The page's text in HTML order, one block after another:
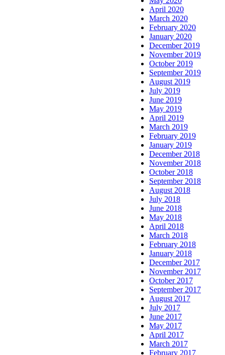
April 2020
March 2020
February 2020
January 2020
December 2019
November 2019
October 2019
September 2019
August 2019
July 2019
June 2019
May 2019
April 2019
March 2019
February 2019
January 2019
December 2018
November 2018
October 2018
September 2018
August 2018
July 2018
June 2018
May 2018
April 2018
March 2018
February 2018
January 2018
December 2017
November 2017
October 2017
September 2017
August 2017
July 2017
June 2017
May 2017
April 2017
March 2017
February 2017